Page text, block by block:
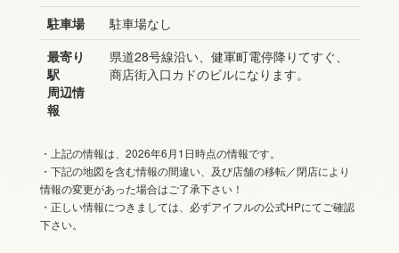
駐車場
駐車場なし
最寄り
駅
周辺情
報
県道28号線沿い、健軍町電停降りてすぐ、
商店街入口カドのビルになります。
・上記の情報は、2026年6月1日時点の情報です。
・下記の地図を含む情報の間違い、及び店舗の移転／閉店により
情報の変更があった場合はご了承下さい！
・正しい情報につきましては、必ずアイフルの公式HPにてご確認
下さい。